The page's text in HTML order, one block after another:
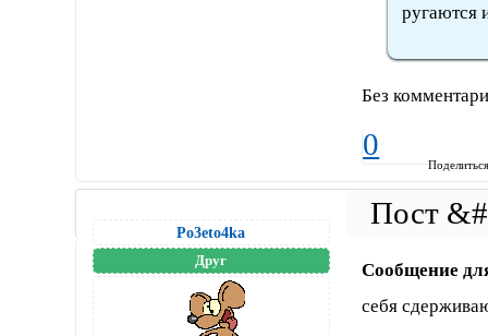
ругаются
Без
0
Po3eto4ka
Друг
Сообщение
себя